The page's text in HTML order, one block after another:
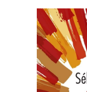
Prix littéraires